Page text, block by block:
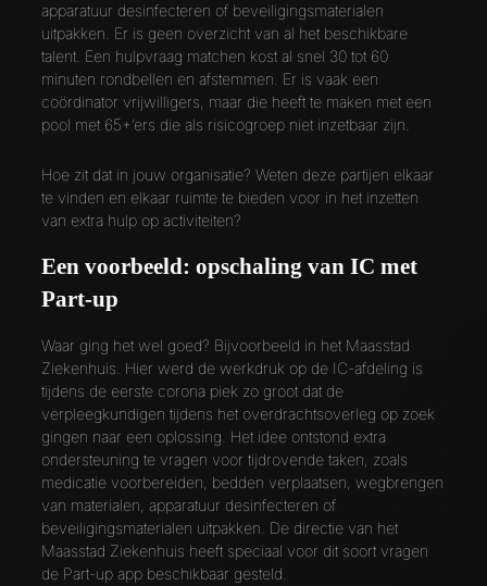
apparatuur desinfecteren of beveiligingsmaterialen
uitpakken. Er is geen overzicht van al het beschikbare
talent. Een hulpvraag matchen kost al snel 30 tot 60
minuten rondbellen en afstemmen. Er is vaak een
coördinator vrijwilligers, maar die heeft te maken met een
pool met 65+’ers die als risicogroep niet inzetbaar zijn.
Hoe zit dat in jouw organisatie? Weten deze partijen elkaar
te vinden en elkaar ruimte te bieden voor in het inzetten
van extra hulp op activiteiten?
Een voorbeeld: opschaling van IC met
Part-up
Waar ging het wel goed? Bijvoorbeeld in het Maasstad
Ziekenhuis. Hier werd de werkdruk op de IC-afdeling is
tijdens de eerste corona piek zo groot dat de
verpleegkundigen tijdens het overdrachtsoverleg op zoek
gingen naar een oplossing. Het idee ontstond extra
ondersteuning te vragen voor tijdrovende taken, zoals
medicatie voorbereiden, bedden verplaatsen, wegbrengen
van materialen, apparatuur desinfecteren of
beveiligingsmaterialen uitpakken. De directie van het
Maasstad Ziekenhuis heeft speciaal voor dit soort vragen
de Part-up app beschikbaar gesteld.